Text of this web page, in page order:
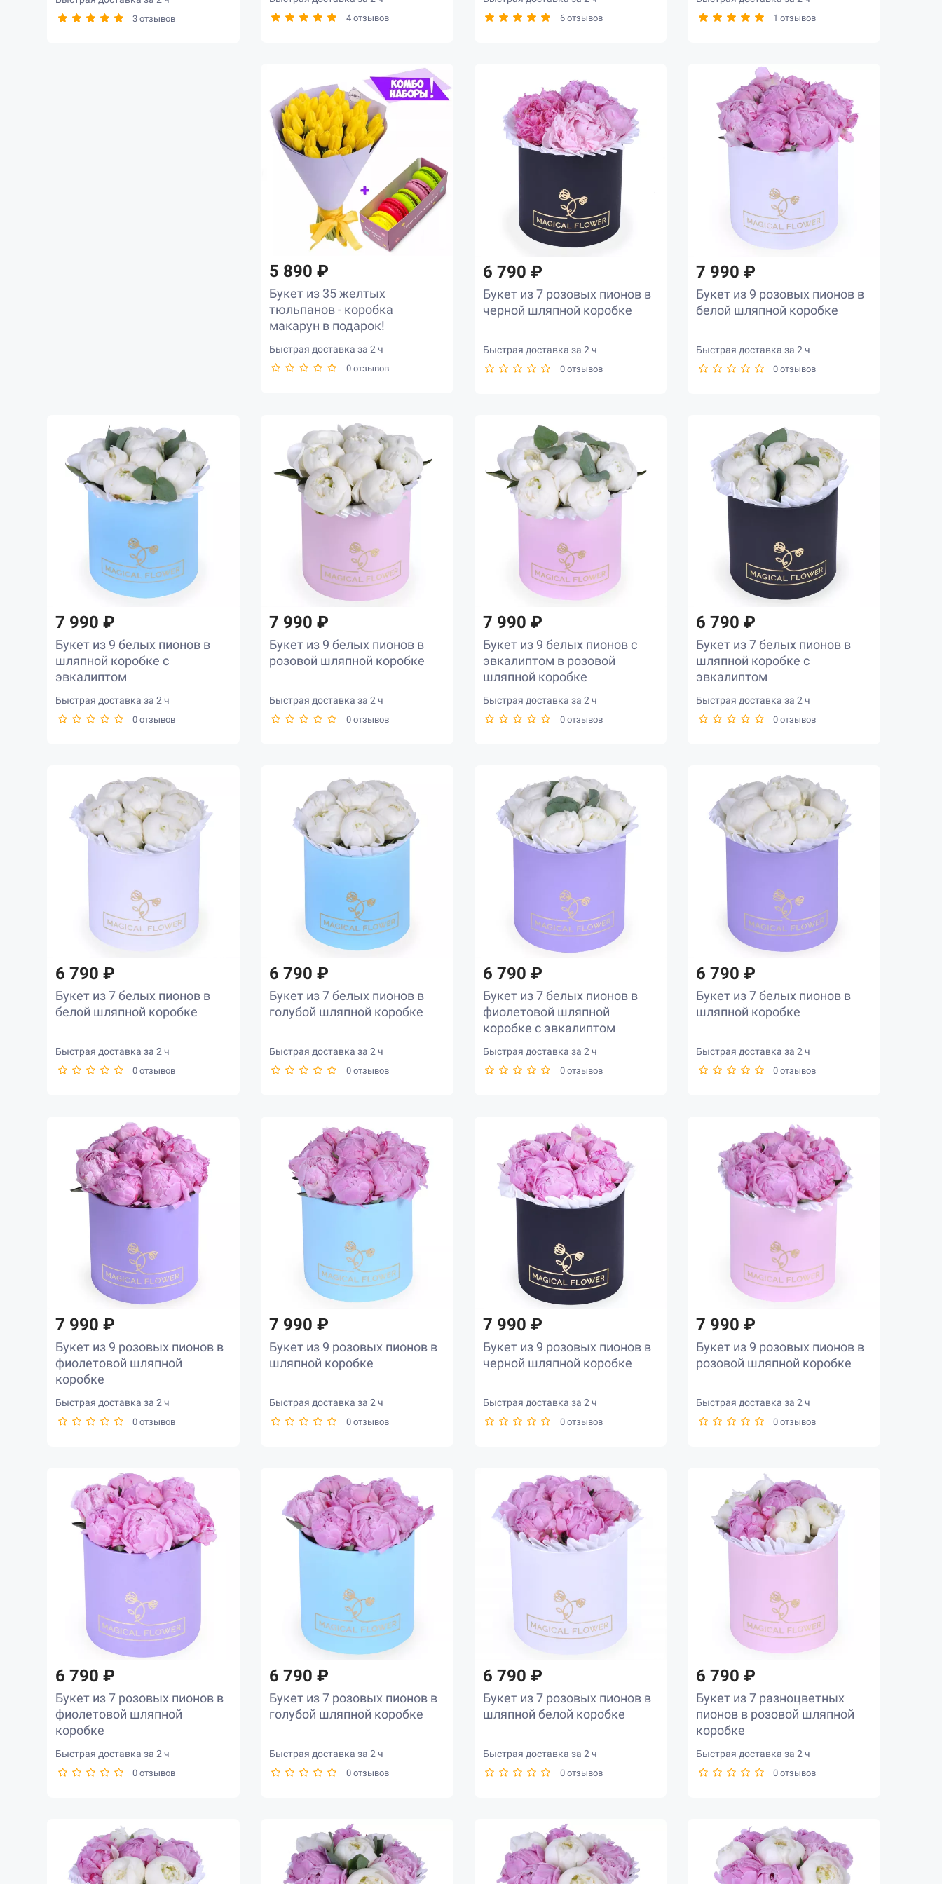
3 отзывов 4 отзывов 6 отзывов 1 отзывов
5 890 ₽
Букет из 35 желтых
тюльпанов - коробка
макарун в подарок!
Быстрая доставка за 2 ч
0 отзывов
6 790 ₽
Букет из 7 розовых пионов в
черной шляпной коробке
Быстрая доставка за 2 ч
0 отзывов
7 990 ₽
Букет из 9 розовых пионов в
белой шляпной коробке
Быстрая доставка за 2 ч
0 отзывов
7 990 ₽
Букет из 9 белых пионов в
шляпной коробке с
эвкалиптом
Быстрая доставка за 2 ч
0 отзывов
7 990 ₽
Букет из 9 белых пионов в
розовой шляпной коробке
Быстрая доставка за 2 ч
0 отзывов
7 990 ₽
Букет из 9 белых пионов с
эвкалиптом в розовой
шляпной коробке
Быстрая доставка за 2 ч
0 отзывов
6 790 ₽
Букет из 7 белых пионов в
шляпной коробке с
эвкалиптом
Быстрая доставка за 2 ч
0 отзывов
6 790 ₽
Букет из 7 белых пионов в
белой шляпной коробке
Быстрая доставка за 2 ч
0 отзывов
6 790 ₽
Букет из 7 белых пионов в
голубой шляпной коробке
Быстрая доставка за 2 ч
0 отзывов
6 790 ₽
Букет из 7 белых пионов в
фиолетовой шляпной
коробке с эвкалиптом
Быстрая доставка за 2 ч
0 отзывов
6 790 ₽
Букет из 7 белых пионов в
шляпной коробке
Быстрая доставка за 2 ч
0 отзывов
7 990 ₽
Букет из 9 розовых пионов в
фиолетовой шляпной
коробке
Быстрая доставка за 2 ч
0 отзывов
7 990 ₽
Букет из 9 розовых пионов в
шляпной коробке
Быстрая доставка за 2 ч
0 отзывов
7 990 ₽
Букет из 9 розовых пионов в
черной шляпной коробке
Быстрая доставка за 2 ч
0 отзывов
7 990 ₽
Букет из 9 розовых пионов в
розовой шляпной коробке
Быстрая доставка за 2 ч
0 отзывов
6 790 ₽
Букет из 7 розовых пионов в
фиолетовой шляпной
коробке
Быстрая доставка за 2 ч
0 отзывов
6 790 ₽
Букет из 7 розовых пионов в
голубой шляпной коробке
Быстрая доставка за 2 ч
0 отзывов
6 790 ₽
Букет из 7 розовых пионов в
шляпной белой коробке
Быстрая доставка за 2 ч
0 отзывов
6 790 ₽
Букет из 7 разноцветных
пионов в розовой шляпной
коробке
Быстрая доставка за 2 ч
0 отзывов